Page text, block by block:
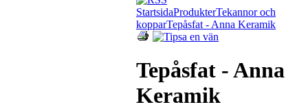
StartsidaProdukterTekannor och
kopparTepåsfat - Anna Keramik
Tepåsfat - Anna
Keramik